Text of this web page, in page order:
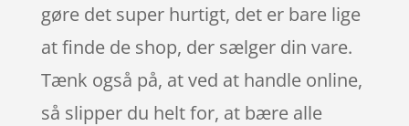
gøre det super hurtigt, det er bare lige
at finde de shop, der sælger din vare.
Tænk også på, at ved at handle online,
så slipper du helt for, at bære alle